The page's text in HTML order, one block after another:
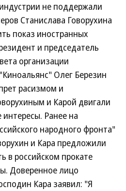
не поддержали
Станислава Говорухина
показ иностранных
и председатель
организации
Олег Березин
расизмом и
и Карой двигали
интересы. Ранее на
народного фронта"
и Кара предложили
в российском прокате
Доверенное лицо
Кара заявил: "Я